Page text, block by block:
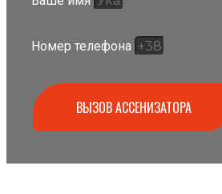
Номер телефона
ВЫЗОВ АССЕНИЗАТОРА